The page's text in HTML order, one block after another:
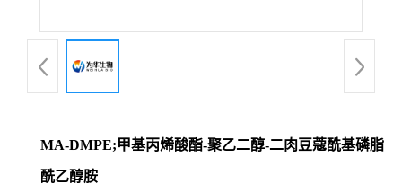
MA-DMPE;甲基丙烯酸酯-聚乙二醇-二肉豆蔻酰基磷脂
酰乙醇胺